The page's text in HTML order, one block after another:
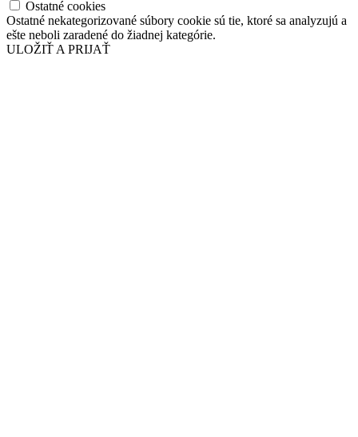
Ostatné cookies
Ostatné nekategorizované súbory cookie sú tie, ktoré sa analyzujú a
ešte neboli zaradené do žiadnej kategórie.
ULOŽIŤ A PRIJAŤ